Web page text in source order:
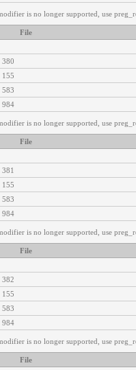
is no longer supported, use
File
380
155
583
984
is no longer supported, use
File
381
155
583
984
is no longer supported, use
File
382
155
583
984
is no longer supported, use
File